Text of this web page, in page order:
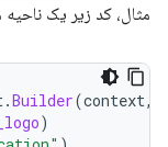
مثال، کد زیر یک ناحیه
.Builder(context,
)